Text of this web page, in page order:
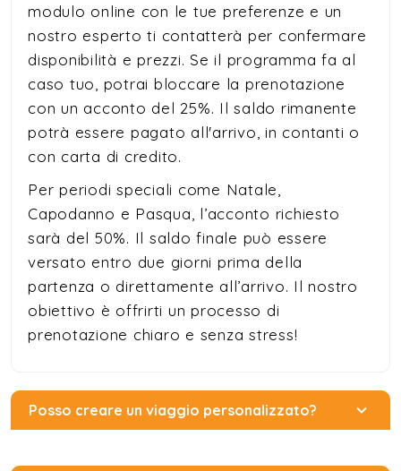
modulo online con le tue preferenze e un
nostro esperto ti contatterà per confermare
disponibilità e prezzi. Se il programma fa al
caso tuo, potrai bloccare la prenotazione
con un acconto del 25%. Il saldo rimanente
potrà essere pagato all'arrivo, in contanti o
con carta di credito.
Per periodi speciali come Natale,
Capodanno e Pasqua, l’acconto richiesto
sarà del 50%. Il saldo finale può essere
versato entro due giorni prima della
partenza o direttamente all’arrivo. Il nostro
obiettivo è offrirti un processo di
prenotazione chiaro e senza stress!
Posso creare un viaggio personalizzato?